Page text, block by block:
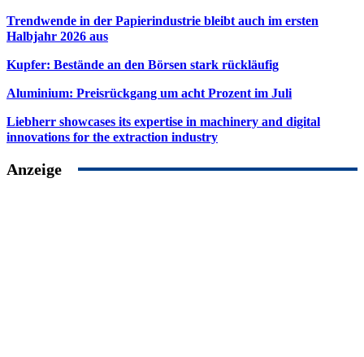
Trendwende in der Papierindustrie bleibt auch im ersten
Halbjahr 2026 aus
Kupfer: Bestände an den Börsen stark rückläufig
Aluminium: Preisrückgang um acht Prozent im Juli
Liebherr showcases its expertise in machinery and digital
innovations for the extraction industry
Anzeige